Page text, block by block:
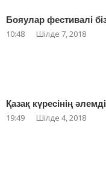
Бояулар фестивалі
10:48 Шілде 7, 2018
Қазақ күресінің
19:49 Шілде 4, 2018